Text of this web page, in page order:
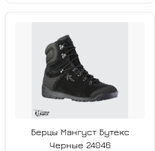
Берцы Мангуст Бутекс
Черные 24046